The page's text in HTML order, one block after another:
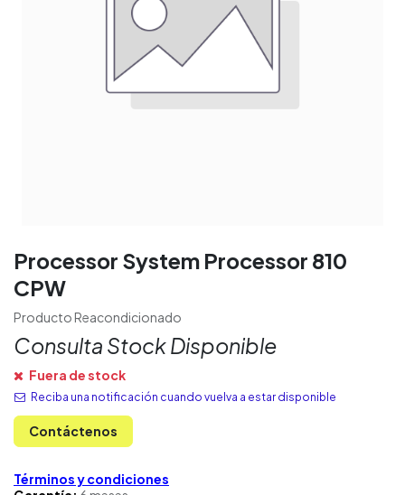
Processor System Processor 810
CPW
Producto Reacondicionado
Consulta Stock Disponible
Fuera de stock
Reciba una notificación cuando vuelva a estar disponible
Contáctenos
Términos y condiciones